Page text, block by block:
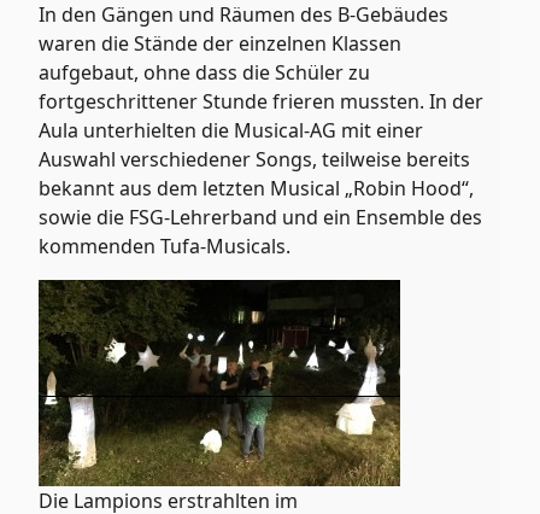
In den Gängen und Räumen des B-Gebäudes
waren die Stände der einzelnen Klassen
aufgebaut, ohne dass die Schüler zu
fortgeschrittener Stunde frieren mussten. In der
Aula unterhielten die Musical-AG mit einer
Auswahl verschiedener Songs, teilweise bereits
bekannt aus dem letzten Musical „Robin Hood“,
sowie die FSG-Lehrerband und ein Ensemble des
kommenden Tufa-Musicals.
Die Lampions erstrahlten im